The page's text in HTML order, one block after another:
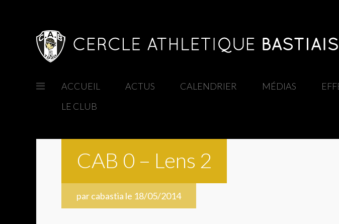
ACCUEIL ACTUS CALENDRIER MÉDIAS
LE CLUB
CAB 0 – Lens 2
par cabastia le 18/05/2014